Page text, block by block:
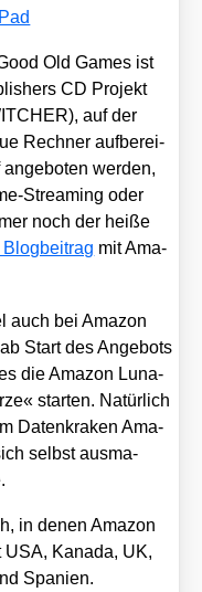
Old Games ist
CD Pro­jekt
auf der
Rech­ner auf­be­rei­
wer­den,
Strea­ming oder
noch der hei­ße
Blog­bei­trag mit Ama­
auch bei Ama­zon
Start des Ange­bots
die Ama­zon Luna-
star­ten. Natür­lich
Daten­kra­ken Ama­
selbst aus­ma­
in denen Ama­zon
USA, Kana­da, UK,
Spa­ni­en.